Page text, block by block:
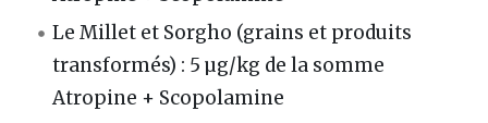
Le Millet et Sorgho (grains et produits
transformés) : 5 µg/kg de la somme
Atropine + Scopolamine